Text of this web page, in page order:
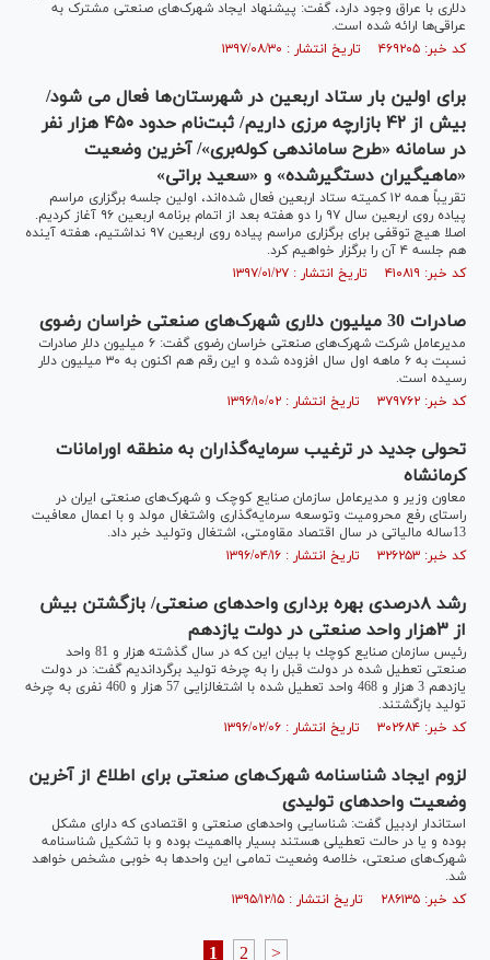
دلاری با عراق وجود دارد، گفت: پیشنهاد ایجاد شهرک‌های صنعتی مشترک به
عراقی‌ها ارائه شده است.
کد خبر: ۴۶۹۲۰۵ تاریخ انتشار : ۱۳۹۷/۰۸/۳۰
برای اولین بار ستاد اربعین در شهرستان‌ها فعال می شود/
بیش از ۴۲ بازارچه مرزی داریم/ ثبت‌نام حدود ۴۵۰ هزار نفر
در سامانه «طرح ساماندهی کوله‌بری»/ آخرین وضعیت
«ماهیگیران دستگیرشده» و «سعید براتی»
تقریباً همه ۱۲ کمیته ستاد اربعین فعال شده‌اند، اولین جلسه برگزاری مراسم
پیاده روی اربعین سال ۹۷ را دو هفته بعد از اتمام برنامه اربعین ۹۶ آغاز کردیم.
اصلا هیچ توقفی برای برگزاری مراسم پیاده روی اربعین ۹۷ نداشتیم، هفته آینده
هم جلسه ۴ آن را برگزار خواهیم کرد.
کد خبر: ۴۱۰۸۱۹ تاریخ انتشار : ۱۳۹۷/۰۱/۲۷
صادرات 30 میلیون دلاری شهرک‌های صنعتی خراسان رضوی
مدیرعامل شرکت شهرک‌های صنعتی خراسان رضوی گفت: ۶ میلیون دلار صادرات
نسبت به ۶ ماهه اول سال افزوده شده و این رقم هم اکنون به ۳۰ میلیون دلار
رسیده است.
کد خبر: ۳۷۹۷۶۲ تاریخ انتشار : ۱۳۹۶/۱۰/۰۲
تحولی جدید در ترغیب سرمایه‌گذاران به منطقه اورامانات
کرمانشاه
معاون وزیر و مدیرعامل سازمان صنایع کوچک و شهرک‌های صنعتی ایران در
راستای رفع محرومیت وتوسعه سرمایه‌گذاری واشتغال مولد و با اعمال معافیت
13ساله مالیاتی در سال اقتصاد مقاومتی، اشتغال وتولید خبر داد.
کد خبر: ۳۲۶۲۵۳ تاریخ انتشار : ۱۳۹۶/۰۴/۱۶
رشد ٨درصدى بهره بردارى واحدهاى صنعتى/ بازگشتن بيش
از ٣هزار واحد صنعتى در دولت يازدهم
رئيس سازمان صنايع كوچك با بيان اين كه در سال گذشته هزار و 81 واحد
صنعتی تعطیل شده در دولت قبل را به چرخه تولید برگرداندیم گفت: در دولت
یازدهم 3 هزار و 468 واحد تعطیل شده با اشتغالزایی 57 هزار و 460 نفری به چرخه
تولید بازگشتند.
کد خبر: ۳۰۲۶۸۴ تاریخ انتشار : ۱۳۹۶/۰۲/۰۶
لزوم ایجاد شناسنامه‌ شهرک‌های صنعتی برای اطلاع از آخرین
وضعیت واحدهای تولیدی
استاندار اردبیل گفت: شناسایی واحدهای صنعتی و اقتصادی که دارای مشکل
بوده و یا در حالت تعطیلی هستند بسیار بااهمیت بوده و با تشکیل شناسنامه
شهرک‌های صنعتی، خلاصه وضعیت تمامی این واحدها به خوبی مشخص خواهد
شد.
کد خبر: ۲۸۶۱۳۵ تاریخ انتشار : ۱۳۹۵/۱۲/۱۵
1 2 >